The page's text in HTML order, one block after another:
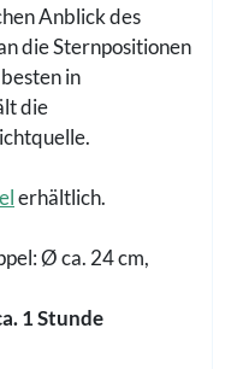
Anblick des
die Sternpositionen
in
die
erhältlich.
Ø ca. 24 cm,
1 Stunde